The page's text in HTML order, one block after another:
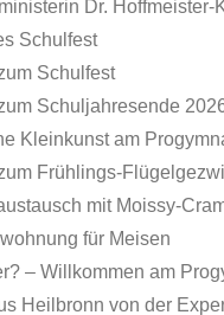
Dr. Hoffmeister-
Schulfest
Schulfest
Schuljahresende
Kleinkunst am
Frühlings-
mit Moissy-
für Meisen
– Willkommen am
Heilbronn von der